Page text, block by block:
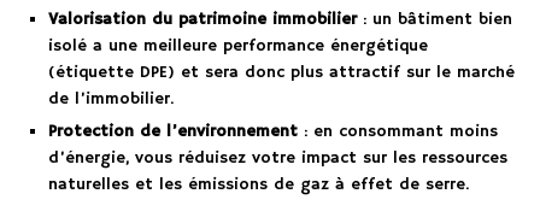
Valorisation du patrimoine immobilier: un bâtiment bien
isolé a une meilleure performance énergétique
(étiquette DPE) et sera donc plus attractif sur le marché
de l’immobilier.
Protection de l’environnement : en consommant moins
d’énergie, vous réduisez votre impact sur les ressources
naturelles et les émissions de gaz à effet de serre.